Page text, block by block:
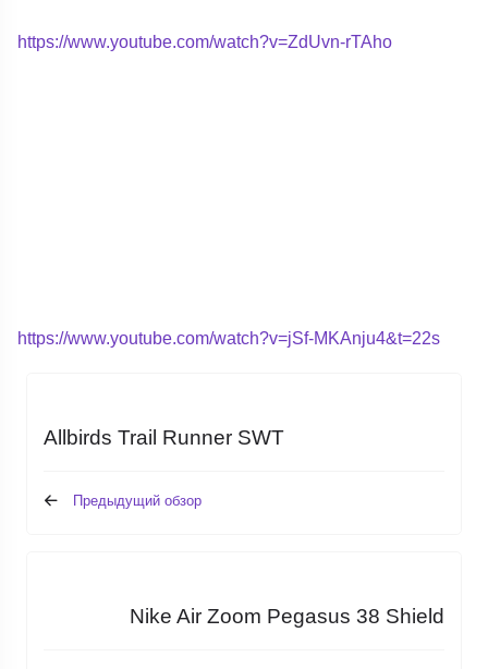
https://www.youtube.com/watch?v=ZdUvn-rTAho
https://www.youtube.com/watch?v=jSf-MKAnju4&t=22s
Allbirds Trail Runner SWT
Предыдущий обзор
Nike Air Zoom Pegasus 38 Shield